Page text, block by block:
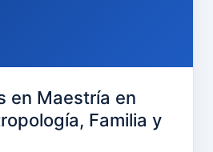
en Maestría en
Familia y